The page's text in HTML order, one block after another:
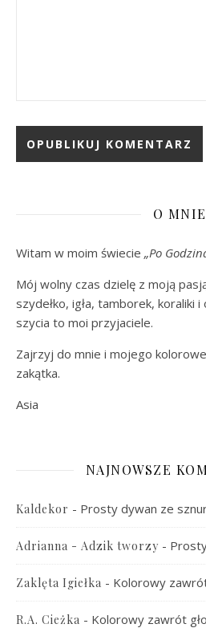
O MNIE
Witam w moim świecie „Po
Mój wolny czas dzielę z moją
szydełko, igła, tamborek, koraliki
szycia to moi przyjaciele.
Zajrzyj do mnie i mojego
zakątka.
Asia
NAJNOWSZE
Kaldekor - Prosty dywan ze
Adrianna - Adzik tworzy -
Zaklęta Igiełka - Kolorowy
R.A. Cieżka - Kolorowy zawrót